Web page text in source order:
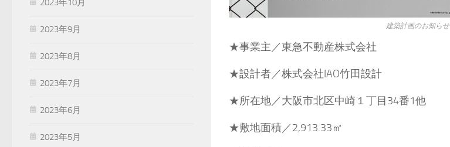
建築計画のお知らせ
★事業主／東急不動産株式会社
★設計者／株式会社IAO竹田設計
★所在地／大阪市北区中崎１丁目34番1他
★敷地面積／2,913.33㎡
2023年9月
2023年8月
2023年7月
2023年6月
2023年5月